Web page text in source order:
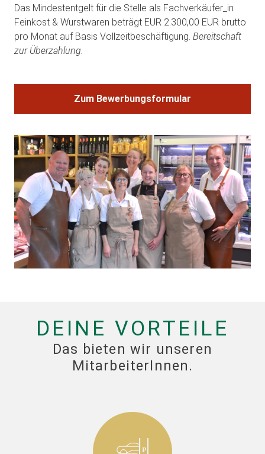
Das Mindestentgelt für die Stelle als Fachverkäufer_in
Feinkost & Wurstwaren beträgt EUR 2.300,00 EUR brutto
pro Monat auf Basis Vollzeitbeschäftigung. Bereitschaft
zur Überzahlung.
Zum Bewerbungsformular
DEINE VORTEILE
Das bieten wir unseren
MitarbeiterInnen.